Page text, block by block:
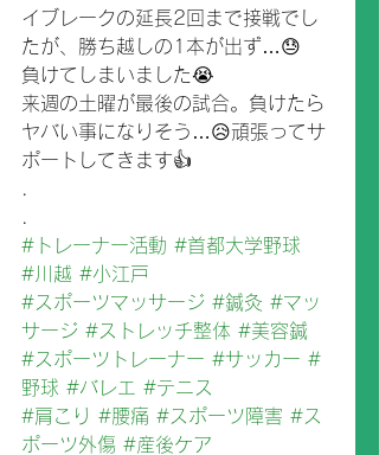
イブレークの延長2回まで接戦でし
たが、勝ち越しの1本が出ず…😓
負けてしまいました😭
来週の土曜が最後の試合。負けたら
ヤバい事になりそう…😥頑張ってサ
ポートしてきます👍
#トレーナー活動 #首都大学野球
#川越 #小江戸
#スポーツマッサージ #鍼灸 #マッ
サージ #ストレッチ整体 #美容鍼
#スポーツトレーナー #サッカー #
野球 #バレエ #テニス
#肩こり #腰痛 #スポーツ障害 #ス
ポーツ外傷 #産後ケア